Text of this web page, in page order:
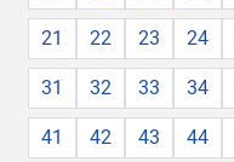
21 22 23 24
31 32 33 34
41 42 43 44